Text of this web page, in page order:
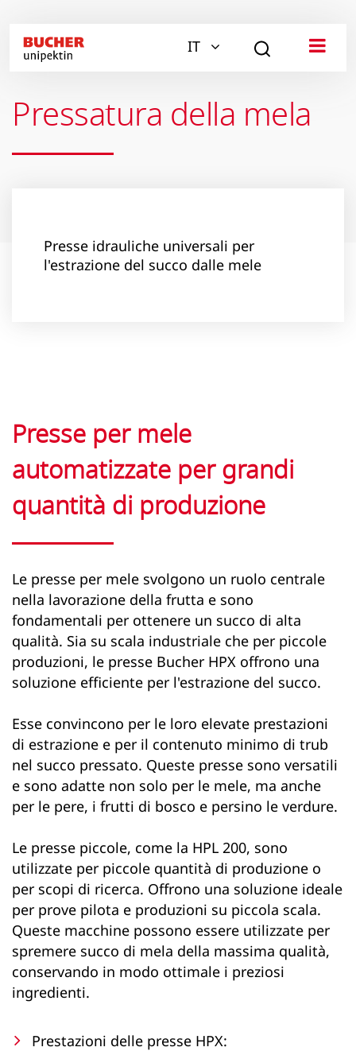
IT
Pressatura della mela
Presse idrauliche universali per
l'estrazione del succo dalle mele
Presse per mele
automatizzate per grandi
quantità di produzione
Le presse per mele svolgono un ruolo centrale
nella lavorazione della frutta e sono
fondamentali per ottenere un succo di alta
qualità. Sia su scala industriale che per piccole
produzioni, le presse Bucher HPX offrono una
soluzione efficiente per l'estrazione del succo.
Esse convincono per le loro elevate prestazioni
di estrazione e per il contenuto minimo di trub
nel succo pressato. Queste presse sono versatili
e sono adatte non solo per le mele, ma anche
per le pere, i frutti di bosco e persino le verdure.
Le presse piccole, come la HPL 200, sono
utilizzate per piccole quantità di produzione o
per scopi di ricerca. Offrono una soluzione ideale
per prove pilota e produzioni su piccola scala.
Queste macchine possono essere utilizzate per
spremere succo di mela della massima qualità,
conservando in modo ottimale i preziosi
ingredienti.
Prestazioni delle presse HPX: